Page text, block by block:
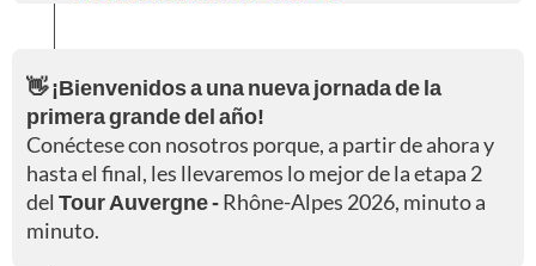
👋 ¡Bienvenidos a una nueva jornada de la
primera grande del año!
Conéctese con nosotros porque, a partir de ahora y
hasta el final, les llevaremos lo mejor de la etapa 2
del Tour Auvergne -Rhône-Alpes 2026, minuto a
minuto.